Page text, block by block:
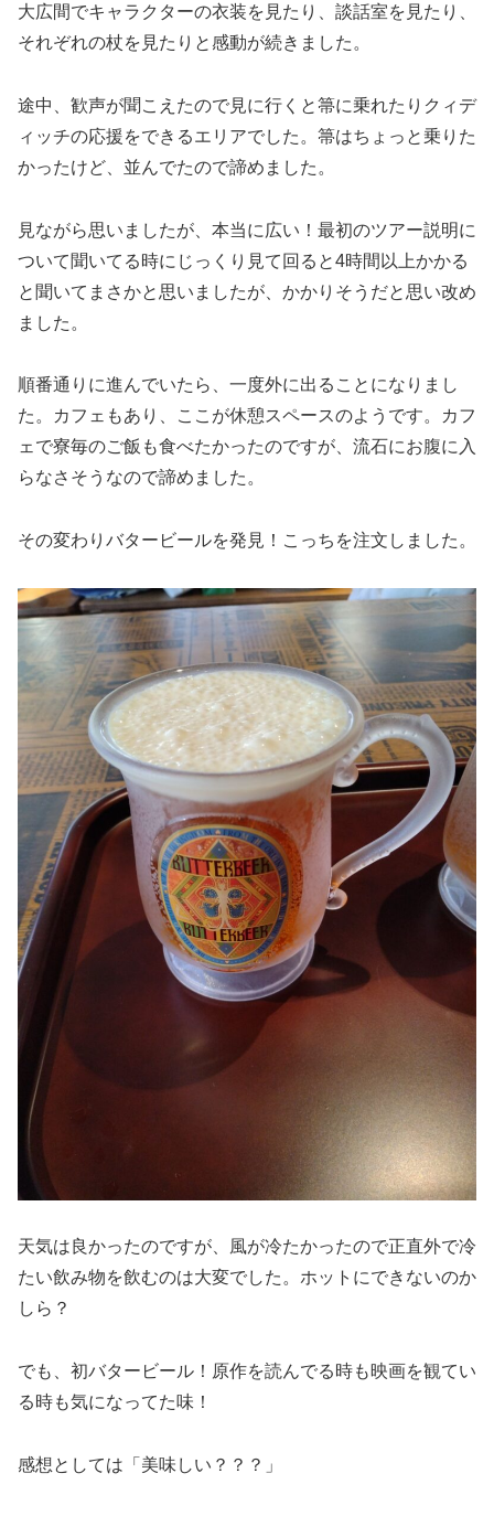
大広間でキャラクターの衣装を見たり、談話室を見たり、
それぞれの杖を見たりと感動が続きました。
途中、歓声が聞こえたので見に行くと箒に乗れたりクィデ
ィッチの応援をできるエリアでした。箒はちょっと乗りた
かったけど、並んでたので諦めました。
見ながら思いましたが、本当に広い！最初のツアー説明に
ついて聞いてる時にじっくり見て回ると4時間以上かかる
と聞いてまさかと思いましたが、かかりそうだと思い改め
ました。
順番通りに進んでいたら、一度外に出ることになりまし
た。カフェもあり、ここが休憩スペースのようです。カフ
ェで寮毎のご飯も食べたかったのですが、流石にお腹に入
らなさそうなので諦めました。
その変わりバタービールを発見！こっちを注文しました。
天気は良かったのですが、風が冷たかったので正直外で冷
たい飲み物を飲むのは大変でした。ホットにできないのか
しら？
でも、初バタービール！原作を読んでる時も映画を観てい
る時も気になってた味！
感想としては「美味しい？？？」